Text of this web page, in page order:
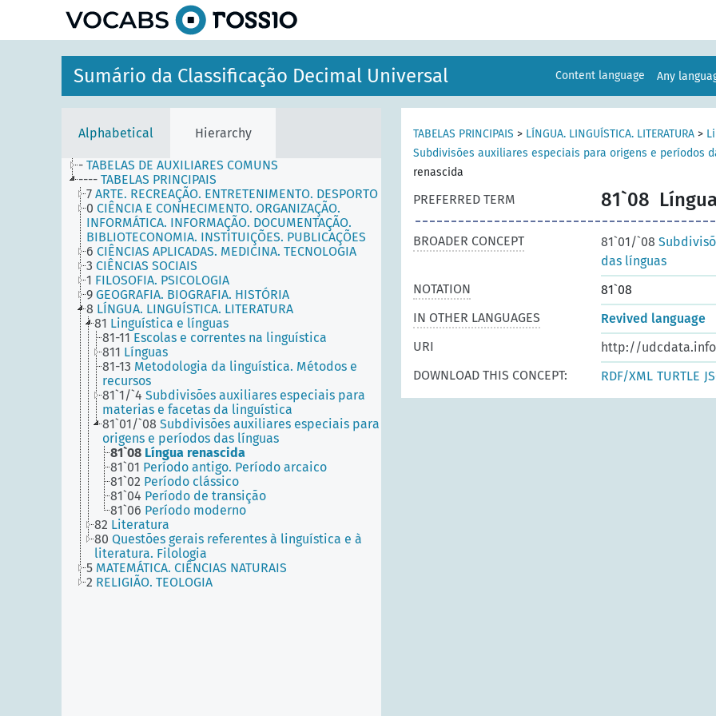
Sumário da Classificação Decimal Universal Content language Any
Alphabetical Hierarchy
- TABELAS DE AUXILIARES COMUNS
---- TABELAS PRINCIPAIS
7 ARTE. RECREAÇÃO. ENTRETENIMENTO. DESPORTO
0 CIÊNCIA E CONHECIMENTO. ORGANIZAÇÃO.
INFORMÁTICA. INFORMAÇÃO. DOCUMENTAÇÃO.
BIBLIOTECONOMIA. INSTITUIÇÕES. PUBLICAÇÕES
6 CIÊNCIAS APLICADAS. MEDICINA. TECNOLOGIA
3 CIÊNCIAS SOCIAIS
1 FILOSOFIA. PSICOLOGIA
9 GEOGRAFIA. BIOGRAFIA. HISTÓRIA
8 LÍNGUA. LINGUÍSTICA. LITERATURA
81 Linguística e línguas
81-11 Escolas e correntes na linguística
811 Línguas
81-13 Metodologia da linguística. Métodos e
recursos
81`1/`4 Subdivisões auxiliares especiais para
materias e facetas da linguística
81`01/`08 Subdivisões auxiliares especiais para
origens e períodos das línguas
81`08 Língua renascida
81`01 Período antigo. Período arcaico
81`02 Período clássico
81`04 Período de transição
81`06 Período moderno
82 Literatura
80 Questões gerais referentes à linguística e à
literatura. Filologia
5 MATEMÁTICA. CIÊNCIAS NATURAIS
2 RELIGIÃO. TEOLOGIA
TABELAS PRINCIPAIS > LÍNGUA. LINGUÍSTICA. LITERATURA >
Subdivisões auxiliares especiais para origens e períodos
renascida
PREFERRED TERM 81`08
BROADER CONCEPT 81`01/`08
das línguas
NOTATION
81`08
IN OTHER LANGUAGES
Revived language
URI
http://
DOWNLOAD THIS CONCEPT:
RDF/XML TURTLE